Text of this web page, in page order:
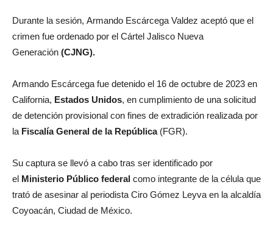
Durante la sesión, Armando Escárcega Valdez aceptó que el
crimen fue ordenado por el Cártel Jalisco Nueva
Generación (CJNG).
Armando Escárcega fue detenido el 16 de octubre de 2023 en
California, Estados Unidos, en cumplimiento de una solicitud
de detención provisional con fines de extradición realizada por
la Fiscalía General de la República(FGR).
Su captura se llevó a cabo tras ser identificado por
el Ministerio Público federal como integrante de la célula que
trató de asesinar al periodista Ciro Gómez Leyva en la alcaldía
Coyoacán, Ciudad de México.